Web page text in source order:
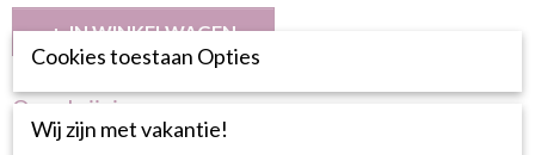
IN WINKELWAGEN
Omschrijving
Cookies toestaan Opties
Wij zijn met vakantie!